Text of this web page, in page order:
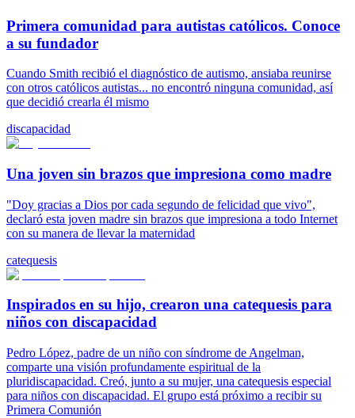
Primera comunidad para autistas católicos. Conoce
a su fundador
Cuando Smith recibió el diagnóstico de autismo, ansiaba reunirse
con otros católicos autistas... no encontró ninguna comunidad, así
que decidió crearla él mismo
discapacidad
Una joven sin brazos que impresiona como madre
"Doy gracias a Dios por cada segundo de felicidad que vivo",
declaró esta joven madre sin brazos que impresiona a todo Internet
con su manera de llevar la maternidad
catequesis
Inspirados en su hijo, crearon una catequesis para
niños con discapacidad
Pedro López, padre de un niño con síndrome de Angelman,
comparte una visión profundamente espiritual de la
pluridiscapacidad. Creó, junto a su mujer, una catequesis especial
para niños con discapacidad. El grupo está próximo a recibir su
Primera Comunión